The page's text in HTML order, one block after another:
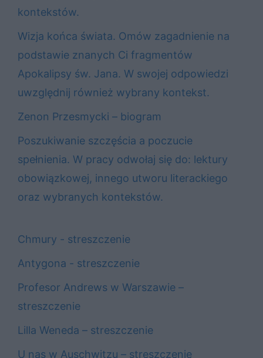
kontekstów.
Wizja końca świata. Omów zagadnienie na
podstawie znanych Ci fragmentów
Apokalipsy św. Jana. W swojej odpowiedzi
uwzględnij również wybrany kontekst.
Zenon Przesmycki – biogram
Poszukiwanie szczęścia a poczucie
spełnienia. W pracy odwołaj się do: lektury
obowiązkowej, innego utworu literackiego
oraz wybranych kontekstów.
Chmury - streszczenie
Antygona - streszczenie
Profesor Andrews w Warszawie –
streszczenie
Lilla Weneda – streszczenie
U nas w Auschwitzu – streszczenie